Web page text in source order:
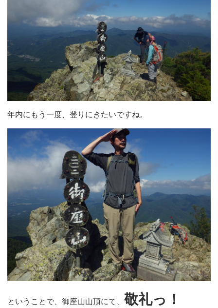
年内にもう一度、登りにきたいですね。
ということで、御座山山頂にて、 敬礼っ！